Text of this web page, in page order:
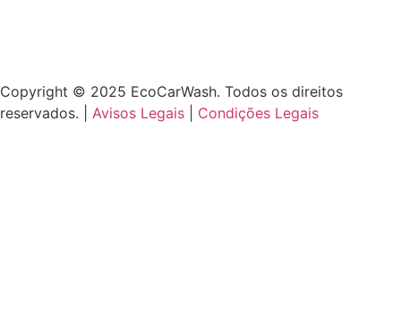
Copyright © 2025 EcoCarWash. Todos os direitos
reservados. | Avisos Legais Condições Legais